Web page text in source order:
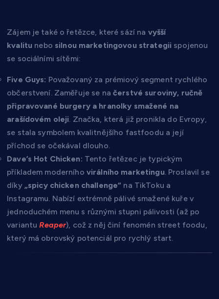
Zájem je také o řetězce, které sází na vyšší
kvalitu nebo silnou marketingovou strategii spojenou
se sociálními sítěmi:
Five Guys: Považovaný za prémiový segment rychlého
občerstvení. Zaměřuje se načerstvé suroviny, ručně
připravované burgery a hranolky smažené na
arašídovém oleji. Značka, která již pronikla do Evropy,
se stala symbolem kvalitnějšího fastfoodu a její
příchod se očekával dlouho.
Dave’s Hot Chicken: Tento řetězec je typickým
příkladem moderního virálního marketingu. Proslavil se
díky „spicy chicken challenge“ na TikToku a
Instagramu. Nabízí extrémně pálivé smažené kuře v
jednoduchém menu s různými stupni pálivosti (až po
variantuReaper), což z něj činí fenomén street foodu,
který má obrovský potenciál pro rychlý start.